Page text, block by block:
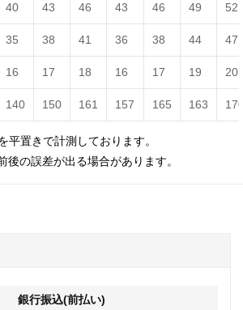
40 43 46 43 46 49 52
35 38 41 36 38 44 47
16 17 18 16 17 19 20
140 150 161 157 165 163
置きで計測しております。
後の誤差が出る場合があります。
銀行振込(前払い)